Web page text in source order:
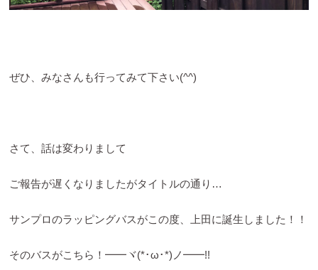
ぜひ、みなさんも行ってみて下さい(^^)
さて、話は変わりまして
ご報告が遅くなりましたがタイトルの通り…
サンプロのラッピングバスがこの度、上田に誕生しました！！
そのバスがこちら！━━ヾ(*･ω･*)ノ━━!!